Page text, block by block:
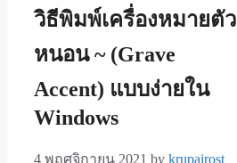
วิธีพิมพ์เครื่องหมายตัว
หนอน ~ (Grave
Accent) แบบง่ายใน
Windows
4 พฤศจิกายน 2021 by krupairost